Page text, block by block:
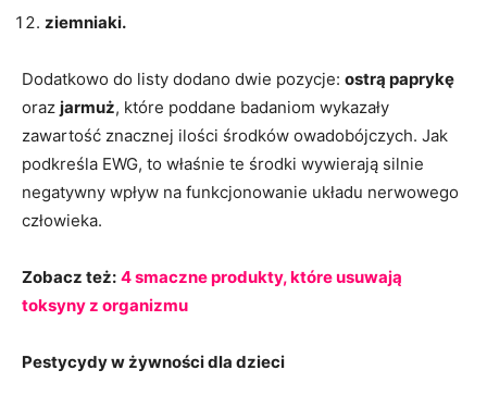
ziemniaki.
Dodatkowo do listy dodano dwie pozycje: ostrą paprykę
oraz jarmuż, które poddane badaniom wykazały
zawartość znacznej ilości środków owadobójczych. Jak
podkreśla EWG, to właśnie te środki wywierają silnie
negatywny wpływ na funkcjonowanie układu nerwowego
człowieka.
Zobacz też: 4 smaczne produkty, które usuwają
toksyny z organizmu
Pestycydy w żywności dla dzieci